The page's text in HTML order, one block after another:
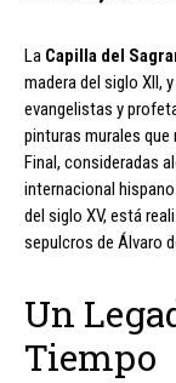
La Capilla del
madera del siglo XII,
evangelistas y
pinturas murales que
Final, consideradas
internacional
del siglo XV, está
sepulcros de Álvaro
Un
Tiempo